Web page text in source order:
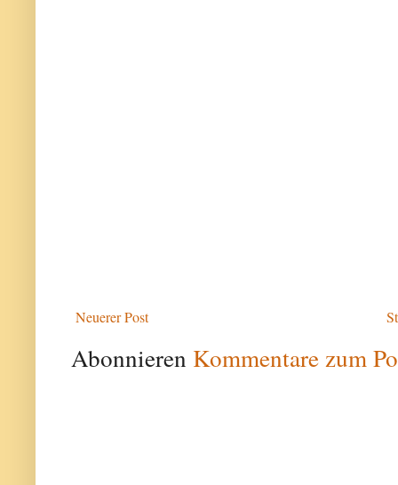
Neuerer Post
Abonnieren Kommentare zum